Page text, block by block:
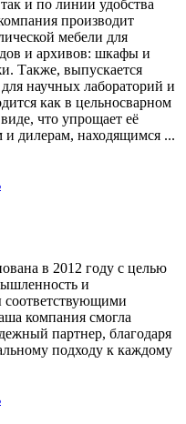
и по линии удобства
производит
мебели для
и архивов: шкафы и
Также, выпускается
научных лабораторий и
как в цельносварном
что упрощает её
и дилерам, находящимся ...
в 2012 году с целью
и
соответствующими
компания смогла
партнер, благодаря
подходу к каждому